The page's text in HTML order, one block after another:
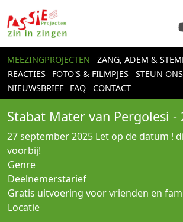
MEEZINGPROJECTEN
ZANG, ADEM &
REACTIES
FOTO'S & FILMPJES STEUN ONS
NIEUWSBRIEF
FAQ CONTACT
Stabat Mater van Pergolesi -
27 september 2025 Let op de datum !
voorbij!
Genre
Deelnemerstarief
Gratis uitvoering voor vrienden en
Locatie